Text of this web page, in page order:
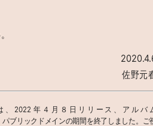
佐野元
、2022年４月８日リリース、アルバ
ブリックドメインの期間を終了しました。ご